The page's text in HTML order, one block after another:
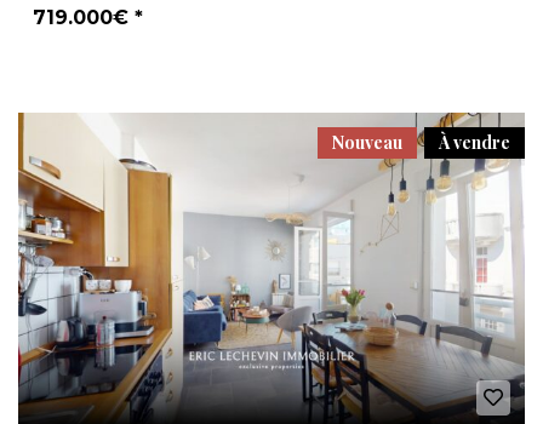
719.000€ *
À vendre
Nouveau